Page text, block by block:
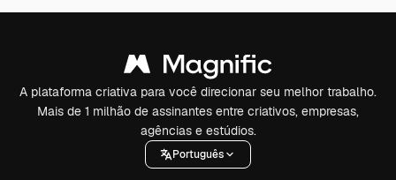
A plataforma criativa para você direcionar seu melhor trabalho.
Mais de 1 milhão de assinantes entre criativos, empresas,
agências e estúdios.
Português